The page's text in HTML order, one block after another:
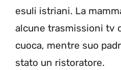
esuli istriani. La
alcune trasmissioni tv
cuoca, mentre suo
stato un ristoratore.